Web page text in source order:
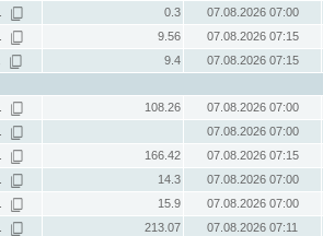
0.3
07.08.2026 07:00
9.56
07.08.2026 07:15
9.4
07.08.2026 07:15
108.26
07.08.2026 07:00
07.08.2026 07:00
166.42
07.08.2026 07:15
14.3
07.08.2026 07:00
15.9
07.08.2026 07:00
213.07
07.08.2026 07:11